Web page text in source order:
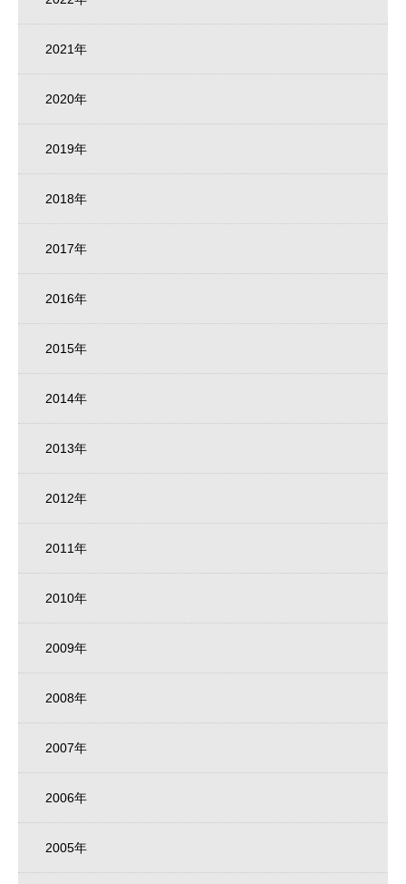
2021年
2020年
2019年
2018年
2017年
2016年
2015年
2014年
2013年
2012年
2011年
2010年
2009年
2008年
2007年
2006年
2005年